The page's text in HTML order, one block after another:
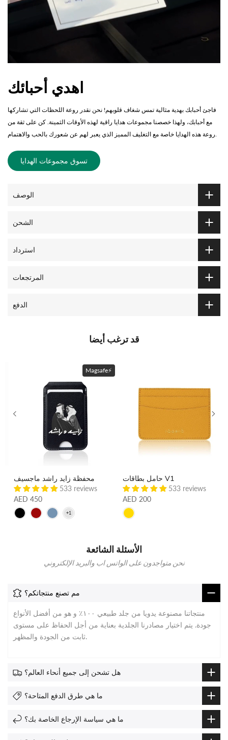
اهدي أحبائك
فاجئ أحبابك بهدية مثالية تمس شغاف قلوبهم! نحن نقدر روعة اللحظات التي تشاركها
مع أحبابك، ولهذا خصصنا مجموعات هدايا راقية لهذه الأوقات الثمينة. كن على ثقة من
تسوق مجموعات الهدايا
الوصف
الشحن
استرداد
المرتجعات
الدفع
قد ترغب أيضا
Magsafe⚡
محفظة زايد راشد ماجسيف
533 reviews
AED 450
حامل بطاقات V1
533 reviews
AED 200
الأسئلة الشائعة
نحن متواجدون على الواتس اب والبريد الإلكتروني
مم تصنع منتجاتكم؟
منتجاتنا مصنوعة يدويا من جلد طبيعي ١٠٠٪ و هو من أفضل الأنواع
جودة. يتم اختيار مصادرنا الجلدية بعناية من أجل الحفاظ على مستوى
ثابت من الجودة والمظهر.
هل تشحن إلى جميع أنحاء العالم؟
ما هي طرق الدفع المتاحة؟
ما هي سياسة الإرجاع الخاصة بك؟